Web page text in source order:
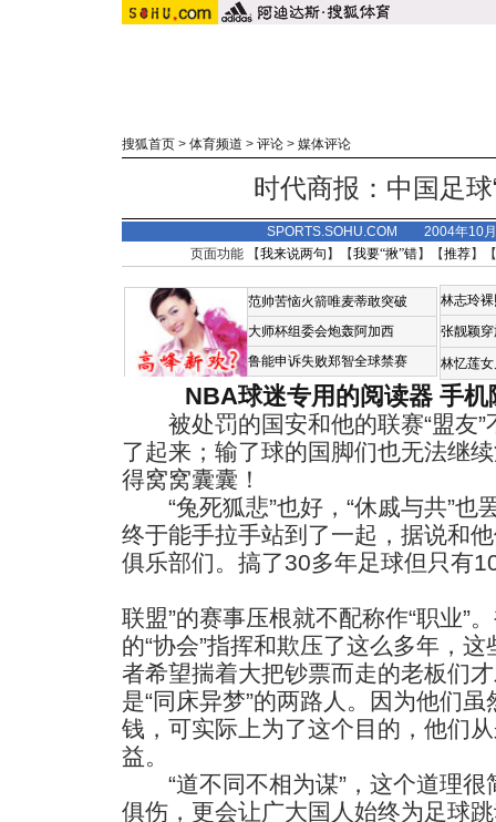
搜狐首页 > 体育频道 > 评论 > 媒体评论
时代商报：中国足球
SPORTS.SOHU.COM 2004年10
页面功能 【我来说两句 】【我要“揪”错】【推荐】
范帅苦恼火箭唯麦蒂敢突破
大师杯组委会炮轰阿加西
鲁能申诉失败郑智全球禁赛
林志玲
张靓颖
林忆莲
NBA球迷专用的阅读器 手机
被处罚的国安和他的联赛“盟友”
了起来；输了球的国脚们也无法继
得窝窝囊囊！
“兔死狐悲”也好，“休戚与共”也
终于能手拉手站到了一起，据说和
俱乐部们。搞了30多年足球但只有
联盟”的赛事压根就不配称作“职业”
的“协会”指挥和欺压了这么多年，
者希望揣着大把钞票而走的老板们
是“同床异梦”的两路人。因为他们
钱，可实际上为了这个目的，他们
益。
“道不同不相为谋”，这个道理很
俱伤，更会让广大国人始终为足球